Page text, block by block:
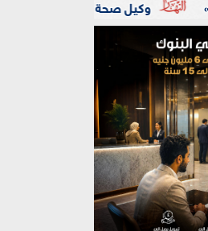
يفاجئ مستشفى الفيوم العام